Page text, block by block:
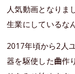
人気動画となりま
生業にしているな
2017年頃から2人
器を駆使した曲作